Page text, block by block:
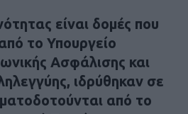
είναι δομές που
το Υπουργείο
Ασφάλισης και
ιδρύθηκαν σε
από το